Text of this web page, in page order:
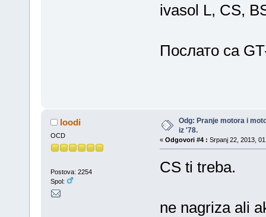
ivasol L, CS,
Послато са
loodi
OCD
Postova: 2254
Spol:
Odg: Pranje motora i
iz '78.
« Odgovori #4 : Srpanj 22, 2013,
CS ti treba.
ne nagriza ali